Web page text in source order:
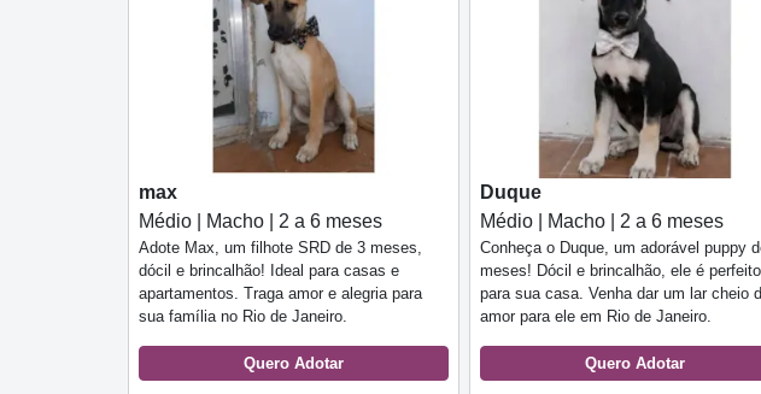
max
Médio | Macho | 2 a 6 meses
Adote Max, um filhote SRD de 3 meses,
dócil e brincalhão! Ideal para casas e
apartamentos. Traga amor e alegria para
sua família no Rio de Janeiro.
Quero Adotar
Duque
Médio | Macho | 2 a 6 meses
Conheça o Duque, um adorável puppy
meses! Dócil e brincalhão, ele é perfeito
para sua casa. Venha dar um lar cheio
amor para ele em Rio de Janeiro.
Quero Adotar